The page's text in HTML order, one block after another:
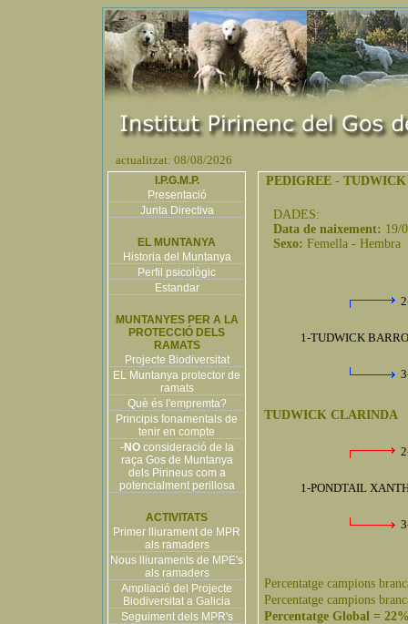
actualitzat: 08/08/2026
I.P.G.M.P.
Presentació
Junta Directiva
EL MUNTANYA
Historia del Muntanya
Perfil psicològic
Estandar
MUNTANYES PER A LA
PROTECCIÓ DELS
RAMATS
Projecte Biodiversitat
EL Muntanya protector de
ramats
Què és l'empremta?
Principis fonamentals de
tenir en compte
-NOconsideració de la
raça Gos de Muntanya
dels Pirineus com a
potencialment perillosa
ACTIVITATS
Primer lliurament de MPR
als ramaders
Nous lliuraments de MPE's
als ramaders
Ampliació del Projecte
Biodiversitat a Galicia
Seguiment dels MPR's
PEDIGREE -
DADES:
Data de naixement: 19/
Sexo: Femella - Hembra
1-TUDWICK
TUDWICK CLARINDA
1-PONDTAIL
Percentatge campions
Percentatge campions
Percentatge Global =